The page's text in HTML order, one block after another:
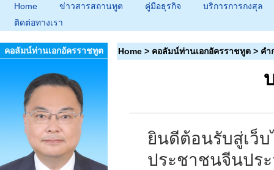
Home ข่าวสารสถานทูต คู่มือธุรกิจ
บริการการกงสุล
ติดต่อทางเรา
คอลัมน์ท่านเอกอัครราชทูต Home > คอลัมน์ท่านเอกอัครราชทูต > คำ
ยินดีต้อนรับสู่เว็
ประชาชนจีนปร